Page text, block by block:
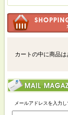
カートの中に商品は
メールアドレスを入力し